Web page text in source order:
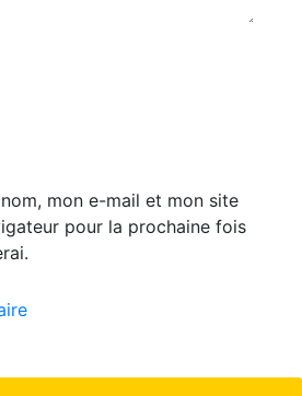
mon e-mail et mon site
pour la prochaine fois